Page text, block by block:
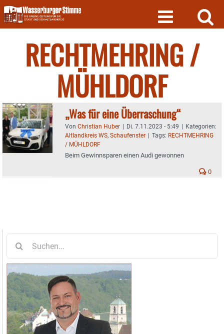
Skip
to
content
RECHTMEHRING /
MÜHLDORF
„Was für eine Überraschung“
Von Christian Huber | Di. 7.11.2023 - 5:49 | Kategorien:
Altlandkreis WS, Schaufenster | Tags: RECHTMEHRING
/ MÜHLDORF
Beim Gewinnsparen einen Audi gewonnen
0
nach: